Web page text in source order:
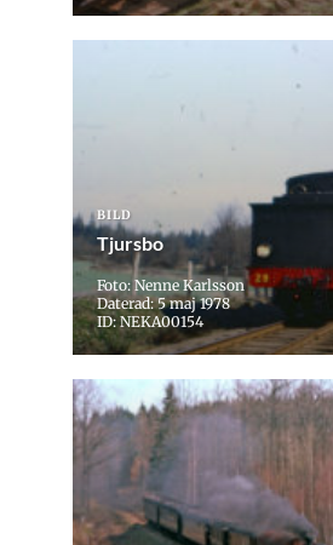
BILD
Tjursbo
Foto: Nenne Karlsson
Daterad: 5 maj 1978
ID: NEKA00154